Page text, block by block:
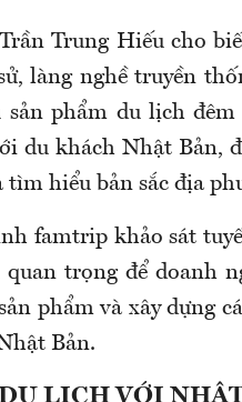
Trung Hiếu cho
làng nghề truyền
sản phẩm du lịch đêm
du khách Nhật Bản,
hiểu bản sắc địa
famtrip khảo sát
trọng để doanh
phẩm và xây dựng
Bản.
LỊCH VỚI